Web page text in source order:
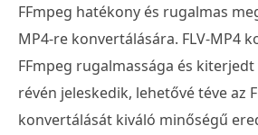
FFmpeg hatékony és rugalmas
MP4-re konvertálására. FLV-MP4
FFmpeg rugalmassága és
révén jeleskedik, lehetővé téve az
konvertálását kiváló minőségű